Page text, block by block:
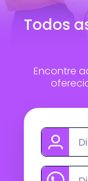
Todos
Encontre